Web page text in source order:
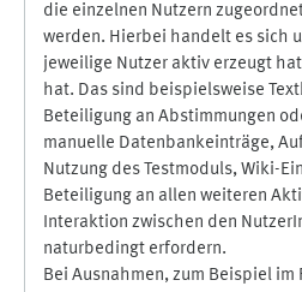
die einzelnen Nutzern
werden. Hierbei handelt es sich
jeweilige Nutzer aktiv erzeugt
hat. Das sind beispielsweise
Beteiligung an Abstimmungen
manuelle Datenbankeinträge,
Nutzung des Testmoduls, Wiki-
Beteiligung an allen weiteren
Interaktion zwischen den
naturbedingt erfordern.
Bei Ausnahmen, zum Beispiel im